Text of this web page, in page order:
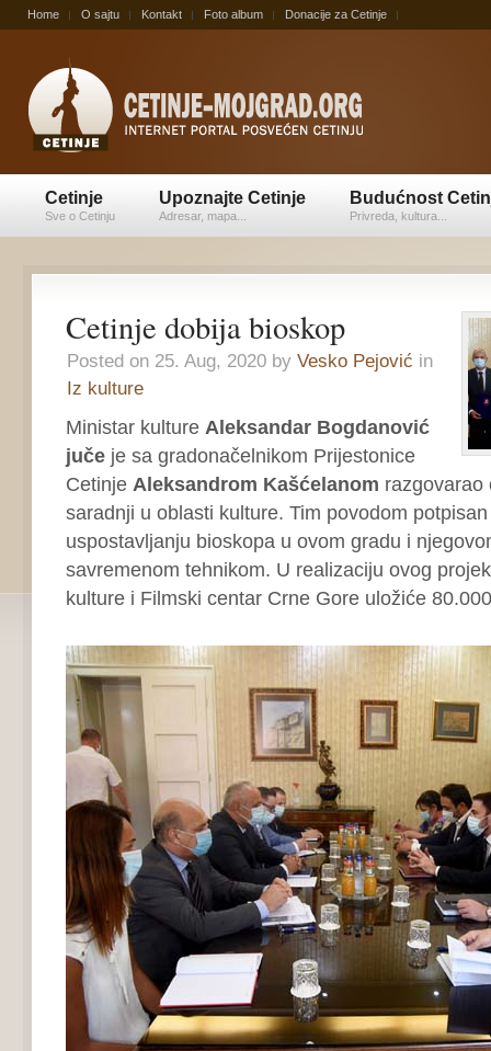
Home O sajtu Kontakt Foto album Donacije za Cetinje
Cetinje
Sve o Cetinju
Upoznajte Cetinje
Adresar, mapa...
Budućnost
Privreda, kultura...
Cetinje dobija bioskop
Posted on 25. Aug, 2020 by Vesko Pejović in
Iz kulture
Ministar kulture Aleksandar Bogdanović
jučeje sa gradonačelnikom Prijestonice
Cetinje Aleksandrom Kašćelanom razgovarao
saradnji u oblasti kulture. Tim povodom
uspostavljanju bioskopa u ovom gradu i
savremenom tehnikom. U realizaciju ovog
kulture i Filmski centar Crne Gore uložiće